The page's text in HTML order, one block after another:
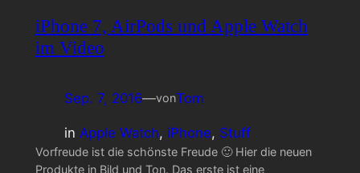
iPhone 7, AirPods und Apple Watch
im Video
Sep. 7, 2016—vonTom
in Apple Watch, iPhone, Stuff
Vorfreude ist die schönste Freude 🙂 Hier die neuen
Produkte in Bild und Ton. Das erste ist eine